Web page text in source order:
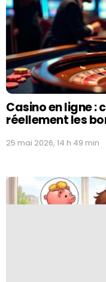
Casino en ligne
réellement les
25 mai 2026, 14 h 49 min